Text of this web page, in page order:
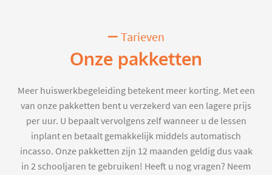
Tarieven
Onze pakketten
Meer huiswerkbegeleiding betekent meer korting. Met een
van onze pakketten bent u verzekerd van een lagere prijs
per uur. U bepaalt vervolgens zelf wanneer u de lessen
inplant en betaalt gemakkelijk middels automatisch
incasso. Onze pakketten zijn 12 maanden geldig dus vaak
in 2 schooljaren te gebruiken! Heeft u nog vragen? Neem